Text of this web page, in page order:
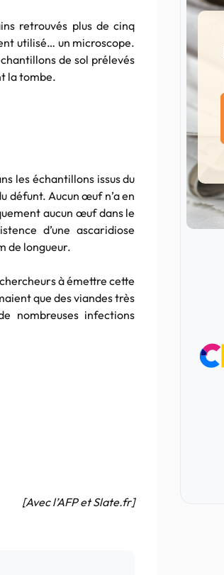
retrouvés plus de cinq
utilisé… un microscope.
de sol prélevés
la tombe.
les échantillons issus du
défunt. Aucun œuf n’a en
aucun œuf dans le
d’une ascaridiose
de longueur.
à émettre cette
que des viandes très
nombreuses infections
[Avec l’AFP et Slate.fr]